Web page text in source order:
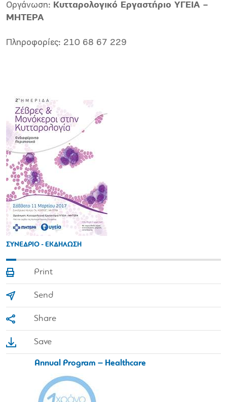
Οργάνωση: Κυτταρολογικό Εργαστήριο YΓΕΙΑ –
ΜΗΤΕΡΑ
Πληροφορίες: 210 68 67 229
ΣΥΝΕΔΡΙΟ - ΕΚΔΗΛΩΣΗ
Print
Send
Share
Save
Annual Program – Healthcare